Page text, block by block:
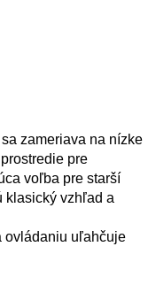
zameriava na nízke
pre
voľba pre starší
klasický vzhľad a
ovládaniu uľahčuje